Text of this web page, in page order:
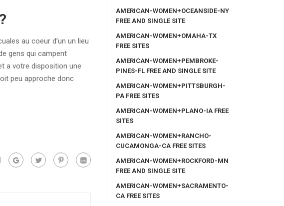
au coeur d’un un lieu
gens qui campent
a votre disposition une
peu approche donc
AMERICAN-WOMEN+OCEANSIDE-NY
FREE AND SINGLE SITE
AMERICAN-WOMEN+OMAHA-TX
FREE SITES
AMERICAN-WOMEN+PEMBROKE-
PINES-FL FREE AND SINGLE SITE
AMERICAN-WOMEN+PITTSBURGH-
PA FREE SITES
AMERICAN-WOMEN+PLANO-IA FREE
SITES
AMERICAN-WOMEN+RANCHO-
CUCAMONGA-CA FREE SITES
AMERICAN-WOMEN+ROCKFORD-MN
FREE AND SINGLE SITE
AMERICAN-WOMEN+SACRAMENTO-
CA FREE SITES